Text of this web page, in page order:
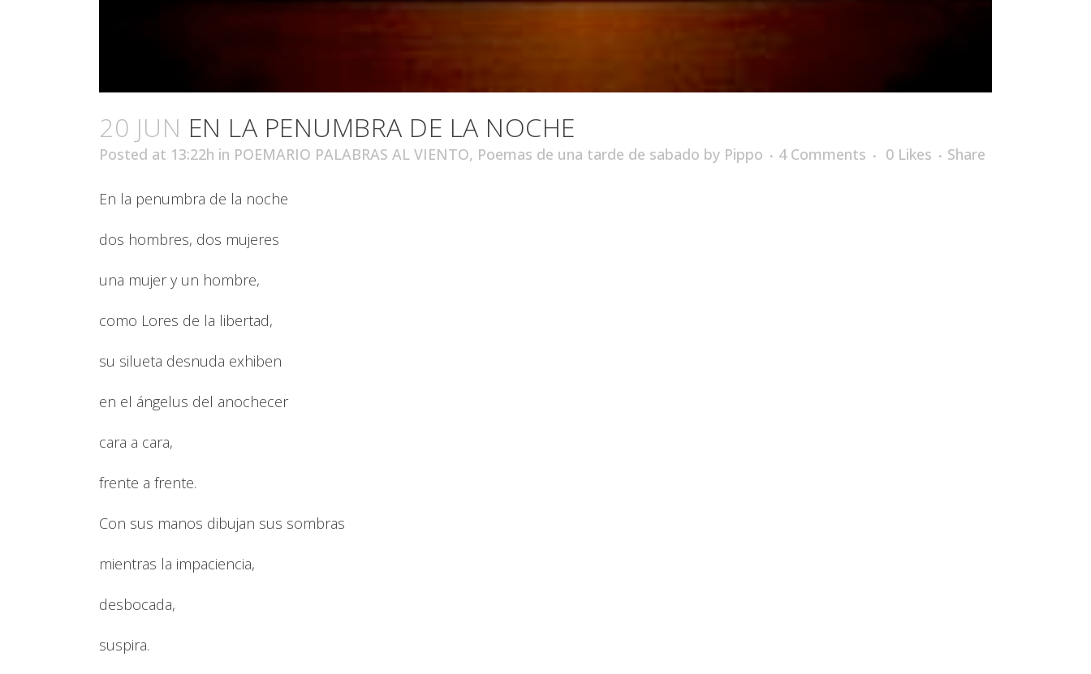
20 JUN EN LA PENUMBRA DE LA NOCHE
Posted at 13:22h in POEMARIO PALABRAS AL VIENTO, Poemas de una tarde de sabado by Pippo 4 Comments 0 Likes Share
En la penumbra de la noche
dos hombres, dos mujeres
una mujer y un hombre,
como Lores de la libertad,
su silueta desnuda exhiben
en el ángelus del anochecer
cara a cara,
frente a frente.
Con sus manos dibujan sus sombras
mientras la impaciencia,
desbocada,
suspira.